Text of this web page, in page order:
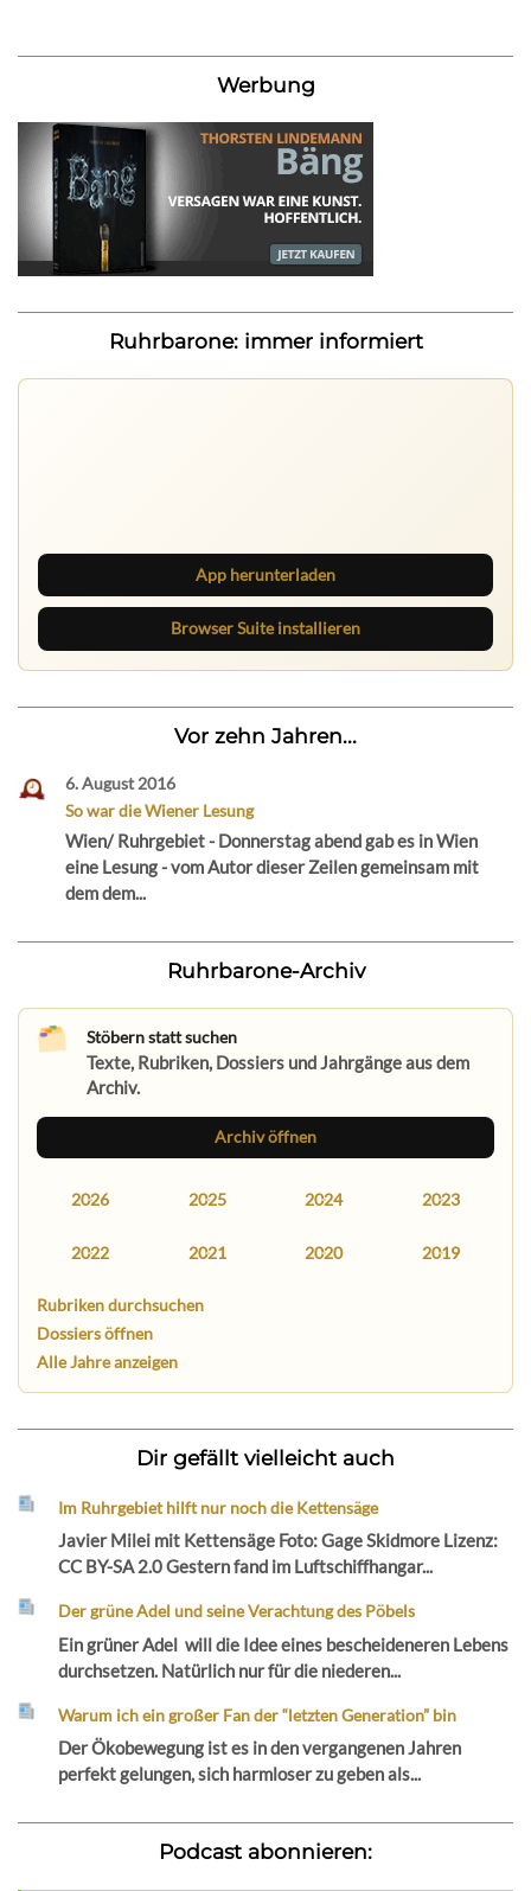
Werbung
Ruhrbarone: immer informiert
App herunterladen
Browser Suite installieren
Vor zehn Jahren...
6. August 2016
So war die Wiener Lesung
Wien/ Ruhrgebiet - Donnerstag abend gab es in Wien
eine Lesung - vom Autor dieser Zeilen gemeinsam mit
dem dem...
Ruhrbarone-Archiv
Stöbern statt suchen
Texte, Rubriken, Dossiers und Jahrgänge aus dem
Archiv.
Archiv öffnen
2026 2025 2024 2023
2022 2021 2020 2019
Rubriken durchsuchen
Dossiers öffnen
Alle Jahre anzeigen
Dir gefällt vielleicht auch
Im Ruhrgebiet hilft nur noch die Kettensäge
Javier Milei mit Kettensäge Foto: Gage Skidmore Lizenz:
CC BY-SA 2.0 Gestern fand im Luftschiffhangar...
Der grüne Adel und seine Verachtung des Pöbels
Ein grüner Adel will die Idee eines bescheideneren Lebens
durchsetzen. Natürlich nur für die niederen...
Warum ich ein großer Fan der “letzten Generation” bin
Der Ökobewegung ist es in den vergangenen Jahren
perfekt gelungen, sich harmloser zu geben als...
Podcast abonnieren: